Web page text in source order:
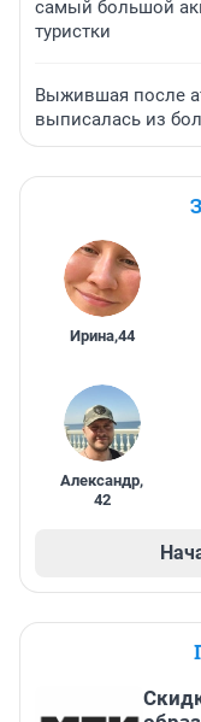
самый большой
туристки
Выжившая после
выписалась из
Ирина,44
Александр,
42